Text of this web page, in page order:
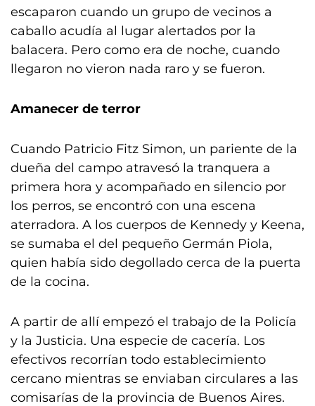
escaparon cuando un grupo de vecinos a
caballo acudía al lugar alertados por la
balacera. Pero como era de noche, cuando
llegaron no vieron nada raro y se fueron.
Amanecer de terror
Cuando Patricio Fitz Simon, un pariente de la
dueña del campo atravesó la tranquera a
primera hora y acompañado en silencio por
los perros, se encontró con una escena
aterradora. A los cuerpos de Kennedy y Keena,
se sumaba el del pequeño Germán Piola,
quien había sido degollado cerca de la puerta
de la cocina.
A partir de allí empezó el trabajo de la Policía
y la Justicia. Una especie de cacería. Los
efectivos recorrían todo establecimiento
cercano mientras se enviaban circulares a las
comisarías de la provincia de Buenos Aires.